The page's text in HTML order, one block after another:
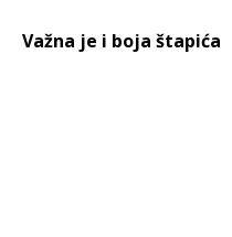
Važna je i boja štapića